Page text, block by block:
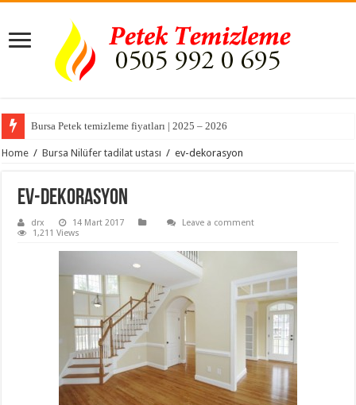
Bursa Petek temizleme fiyatları | 2025 – 2026
Home / Bursa Nilüfer tadilat ustası / ev-dekorasyon
ev-dekorasyon
drx 14 Mart 2017
Leave a comment
1,211 Views